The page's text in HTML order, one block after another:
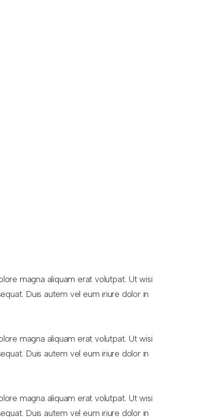
magna aliquam erat volutpat. Ut wisi
Duis autem vel eum iriure dolor in
magna aliquam erat volutpat. Ut wisi
Duis autem vel eum iriure dolor in
magna aliquam erat volutpat. Ut wisi
Duis autem vel eum iriure dolor in